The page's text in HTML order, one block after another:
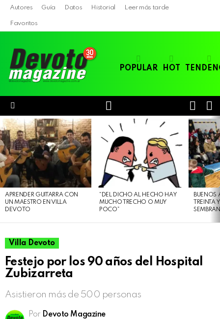
Autores Guía Datos Historial Leer más tarde
Favoritos
POPULAR HOT
SKIN
LATEST
STORIES
APRENDER GUITARRA CON
UN MAESTRO EN VILLA
DEVOTO
“DEL DICHO AL HECHO HAY
MUCHO TRECHO O MUY
POCO”
BUENOS
Villa Devoto
Festejo por los 90 años del Hospital
Zubizarreta
Asistieron más de 500 personas
Por Devoto Magazine